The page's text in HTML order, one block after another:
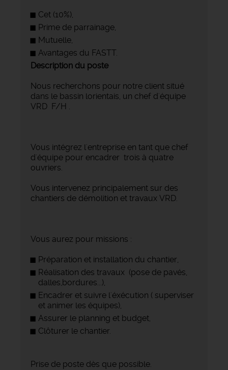
Cet (10%),
Prime de parrainage,
Mutuelle,
Avantages du FASTT.
Description du poste
Nous recherchons pour notre client situé
dans le bassin lorientais, un chef d'équipe
VRD F/H .
Vous intégrez l'entreprise en tant que chef
d'équipe pour encadrer trois à quatre
ouvriers.
Vous intervenez principalement sur des
chantiers de démolition et travaux VRD.
Vous aurez pour missions :
Préparation et installation du chantier,
Réalisation des travaux (pose de pavés,
dalles,bordures...),
Encadrer et suivre l'éxécution ( superviser
et animer les équipes),
Assurer le planning et budget,
Clôturer le chantier.
Prise de poste dès que possible.